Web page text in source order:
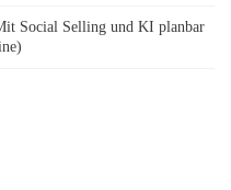
Social Selling und KI planbar